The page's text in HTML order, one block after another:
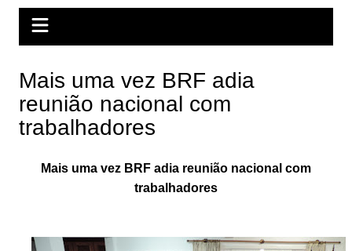
Mais uma vez BRF adia
reunião nacional com
trabalhadores
Mais uma vez BRF adia reunião nacional com
trabalhadores